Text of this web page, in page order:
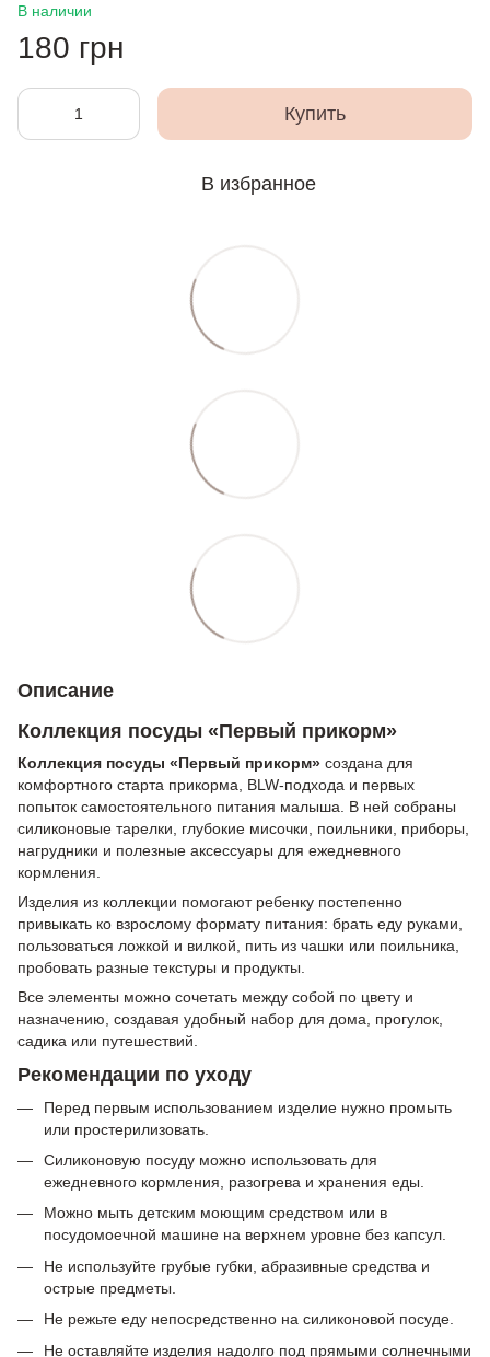
В наличии
180 грн
Купить
В избранное
Описание
Коллекция посуды «Первый прикорм»
Коллекция посуды «Первый прикорм» создана для
комфортного старта прикорма, BLW-подхода и первых
попыток самостоятельного питания малыша. В ней собраны
силиконовые тарелки, глубокие мисочки, поильники, приборы,
нагрудники и полезные аксессуары для ежедневного
кормления.
Изделия из коллекции помогают ребенку постепенно
привыкать ко взрослому формату питания: брать еду руками,
пользоваться ложкой и вилкой, пить из чашки или поильника,
пробовать разные текстуры и продукты.
Все элементы можно сочетать между собой по цвету и
назначению, создавая удобный набор для дома, прогулок,
садика или путешествий.
Рекомендации по уходу
Перед первым использованием изделие нужно промыть
или простерилизовать.
Силиконовую посуду можно использовать для
ежедневного кормления, разогрева и хранения еды.
Можно мыть детским моющим средством или в
посудомоечной машине на верхнем уровне без капсул.
Не используйте грубые губки, абразивные средства и
острые предметы.
Не режьте еду непосредственно на силиконовой посуде.
Не оставляйте изделия надолго под прямыми солнечными